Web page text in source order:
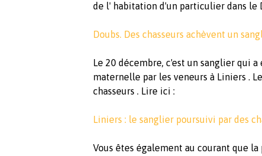
de l' habitation d'un particulier dans le
Doubs. Des chasseurs achèvent un
Le 20 décembre, c'est un sanglier qui
maternelle par les veneurs à Liniers .
chasseurs . Lire ici :
Liniers : le sanglier poursuivi par des
Vous êtes également au courant que